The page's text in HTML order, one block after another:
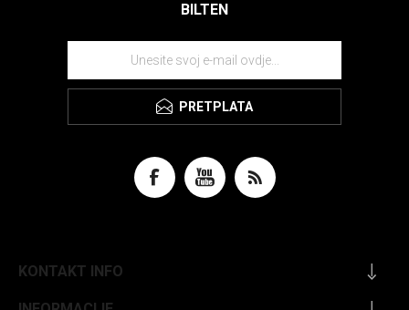
BILTEN
PRETPLATA
KONTAKT INFO